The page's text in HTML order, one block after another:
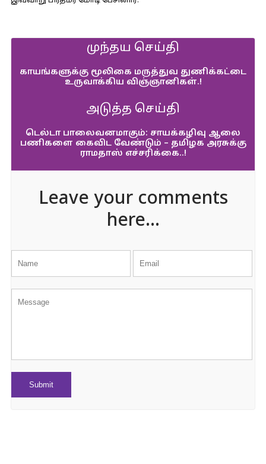
முந்தய செய்தி
காயங்களுக்கு மூலிகை மருத்துவ துணிக்கட்டை
உருவாக்கிய விஞ்ஞானிகள்.!
அடுத்த செய்தி
டெல்டா பாலைவனமாகும்: சாயக்கழிவு ஆலை
பணிகளை கைவிட வேண்டும் – தமிழக அரசுக்கு
ராமதாஸ் எச்சரிக்கை..!
Leave your comments
here...